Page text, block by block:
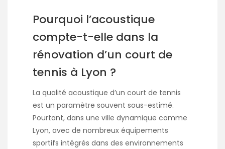
Pourquoi l’acoustique
compte-t-elle dans la
rénovation d’un court de
tennis à Lyon ?
La qualité acoustique d’un court de tennis
est un paramètre souvent sous-estimé.
Pourtant, dans une ville dynamique comme
Lyon, avec de nombreux équipements
sportifs intégrés dans des environnements